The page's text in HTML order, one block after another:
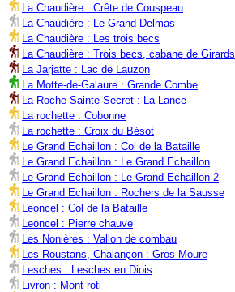
La Chaudière : Crête de Couspeau
La Chaudière : Le Grand Delmas
La Chaudière : Les trois becs
La Chaudière : Trois becs, cabane de Girards
La Jarjatte : Lac de Lauzon
La Motte-de-Galaure : Grande Combe
La Roche Sainte Secret : La Lance
La rochette : Cobonne
La rochette : Croix du Bésot
Le Grand Echaillon : Col de la Bataille
Le Grand Echaillon : Le Grand Echaillon
Le Grand Echaillon : Le Grand Echaillon 2
Le Grand Echaillon : Rochers de la Sausse
Leoncel : Col de la Bataille
Leoncel : Pierre chauve
Les Nonières : Vallon de combau
Les Roustans, Chalançon : Gros Moure
Lesches : Lesches en Diois
Livron : Mont roti